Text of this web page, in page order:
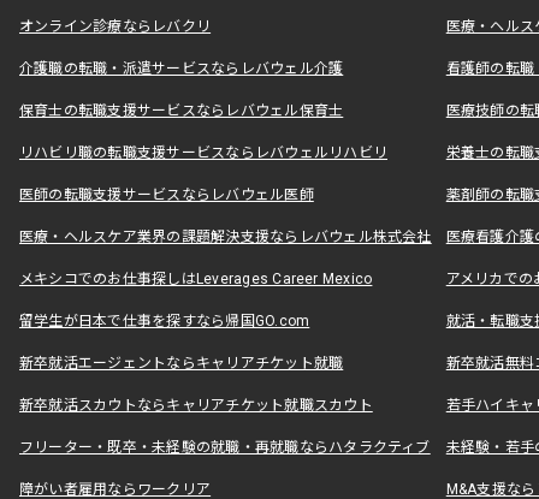
オンライン診療ならレバクリ 医療・ヘル
介護職の転職・派遣サービスならレバウェル介護 看護師の転
保育士の転職支援サービスならレバウェル保育士 医療技師の
リハビリ職の転職支援サービスならレバウェルリハビリ 栄養士の転
医師の転職支援サービスならレバウェル医師 薬剤師の転
医療・ヘルスケア業界の課題解決支援ならレバウェル株式会社 医療看護介
メキシコでのお仕事探しはLeverages Career Mexico アメリカで
留学生が日本で仕事を探すなら帰国GO.com 就活・転職
新卒就活エージェントならキャリアチケット就職 新卒就活無料
新卒就活スカウトならキャリアチケット就職スカウト 若手ハイキ
フリーター・既卒・未経験の就職・再就職ならハタラクティブ 未経験・若手
障がい者雇用ならワークリア M&A支援な